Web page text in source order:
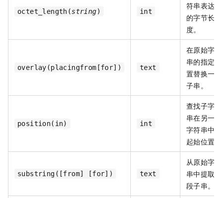
octet_length(string) int
符串表达式
的字节长
度。
overlay(placingfrom[for]) text
在原始字符
串的指定位
置替换一段
子串。
position(in) int
查找子字符
串在另一段
字符串中的
起始位置。
substring([from] [for]) text
从原始字符
串中提取一
段子串。